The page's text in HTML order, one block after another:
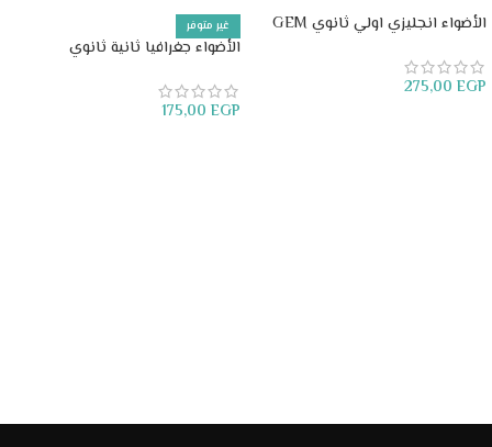
الأضواء انجليزي اولي ثانوي GEM
275,00 EGP
غير متوفر
الأضواء جغرافيا ثانية ثانوي
175,00 EGP